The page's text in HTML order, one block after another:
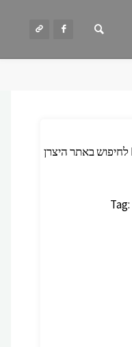
Tag: